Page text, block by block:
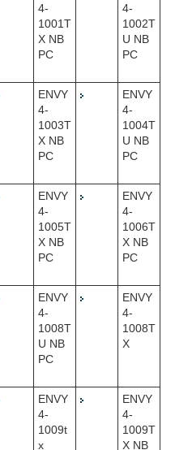
4-
1001T
X NB
PC
4-
1002T
U NB
PC
ENVY
4-
1003T
X NB
PC
ENVY
4-
1004T
U NB
PC
ENVY
4-
1005T
X NB
PC
ENVY
4-
1006T
X NB
PC
ENVY
4-
1008T
U NB
PC
ENVY
4-
1008T
X
ENVY
4-
1009t
x
ENVY
4-
1009T
X NB